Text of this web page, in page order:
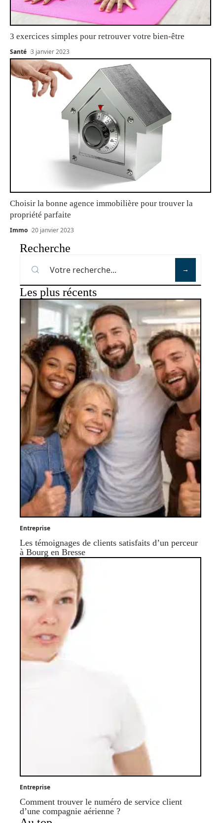
3 exercices simples pour retrouver votre bien-être
Santé 3 janvier 2023
Choisir la bonne agence immobilière pour trouver la
propriété parfaite
Immo 20 janvier 2023
Recherche
Les plus récents
Entreprise
Les témoignages de clients satisfaits d’un perceur
à Bourg en Bresse
Entreprise
Comment trouver le numéro de service client
d’une compagnie aérienne ?